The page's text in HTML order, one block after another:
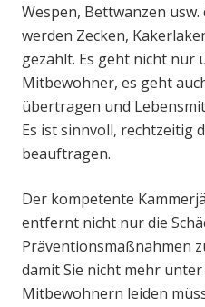
Wespen, Bettwanzen usw.
werden Zecken,
gezählt. Es geht nicht nur
Mitbewohner, es geht
übertragen und
Es ist sinnvoll, rechtzeitig
beauftragen.
Der kompetente
entfernt nicht nur die
Präventionsmaßnahmen
damit Sie nicht mehr
Mitbewohnern leiden